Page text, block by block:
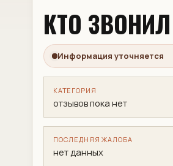
КТО ЗВОНИЛ
Информация уточняется
КАТЕГОРИЯ
отзывов пока нет
ПОСЛЕДНЯЯ ЖАЛОБА
нет данных